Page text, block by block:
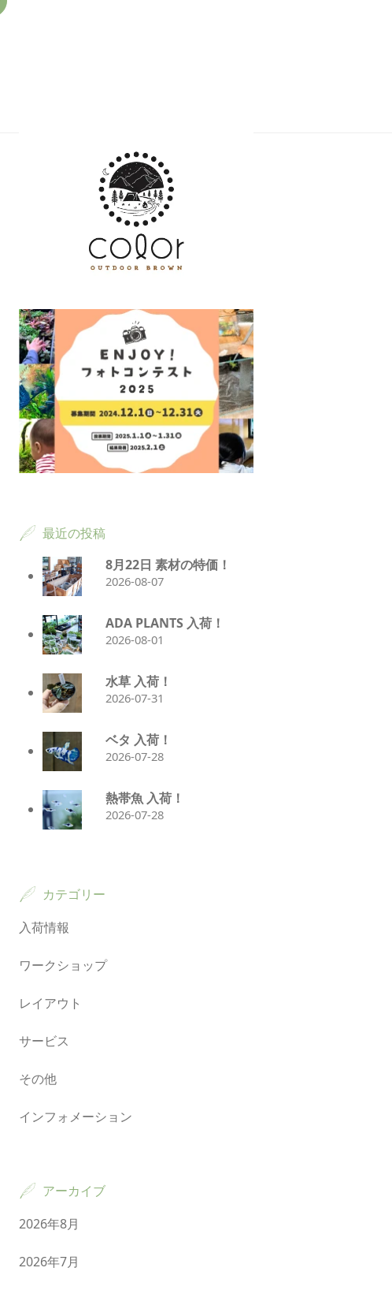
最近の投稿
8月22日 素材の特価！
2026-08-07
ADA PLANTS 入荷！
2026-08-01
水草 入荷！
2026-07-31
ベタ 入荷！
2026-07-28
熱帯魚 入荷！
2026-07-28
カテゴリー
入荷情報
ワークショップ
レイアウト
サービス
その他
インフォメーション
アーカイブ
2026年8月
2026年7月